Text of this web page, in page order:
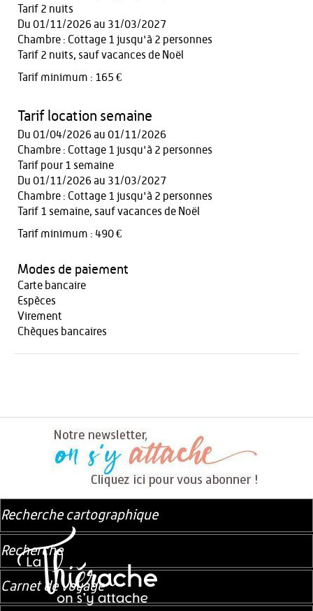
Tarif 2 nuits
Du 01/11/2026 au 31/03/2027
Chambre : Cottage 1 jusqu'à 2 personnes
Tarif 2 nuits, sauf vacances de Noël
Tarif minimum : 165 €
Tarif location semaine
Du 01/04/2026 au 01/11/2026
Chambre : Cottage 1 jusqu'à 2 personnes
Tarif pour 1 semaine
Du 01/11/2026 au 31/03/2027
Chambre : Cottage 1 jusqu'à 2 personnes
Tarif 1 semaine, sauf vacances de Noël
Tarif minimum : 490 €
Modes de paiement
Carte bancaire
Espèces
Virement
Chèques bancaires
Recherche cartographique
Recherche
Carnet de voyage